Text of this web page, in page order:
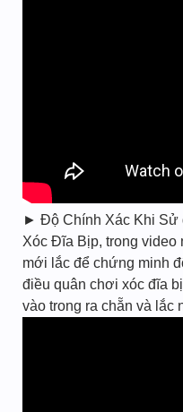
► Độ Chính Xác Khi Sử
Xóc Đĩa Bịp, trong video
mới lắc để chứng minh
điều quân chơi xóc đĩa
vào trong ra chẵn và lắc